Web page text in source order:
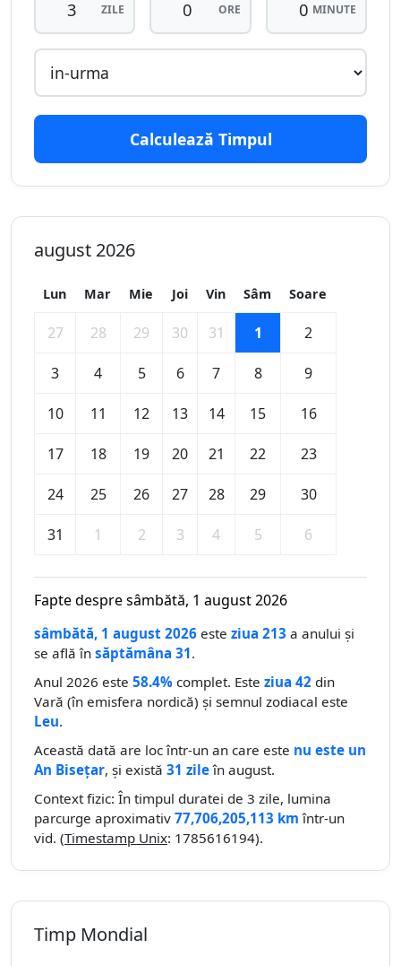
ZILE ORE MINUTE
Calculează Timpul
august 2026
Lun Mar Mie Joi Vin Sâm Soare
27 28 29 30 31 1 2
3 4 5 6 7 8 9
10 11 12 13 14 15 16
17 18 19 20 21 22 23
24 25 26 27 28 29 30
31 1 2 3 4 5 6
Fapte despre sâmbătă, 1 august 2026
sâmbătă, 1 august 2026 este ziua 213 a anului și
se află în săptămâna 31.
Anul 2026 este 58.4% complet. Este ziua 42 din
Vară (în emisfera nordică) și semnul zodiacal este
Leu.
Această dată are loc într-un an care este nu este un
An Bisețar, și există 31 zileîn august.
Context fizic: În timpul duratei de 3 zile, lumina
parcurge aproximativ 77,706,205,113 km într-un
vid. (Timestamp Unix: 1785616194).
Timp Mondial